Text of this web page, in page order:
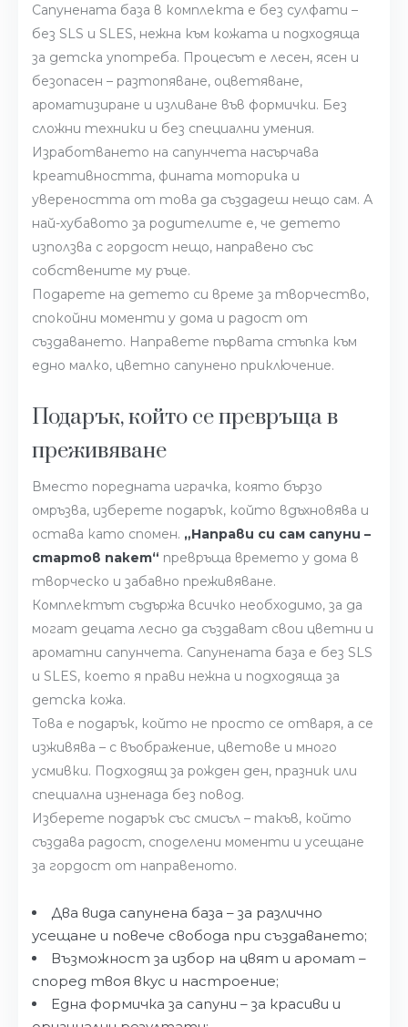
Сапунената база в комплекта е без сулфати –
без SLS и SLES, нежна към кожата и подходяща
за детска употреба. Процесът е лесен, ясен и
безопасен – разтопяване, оцветяване,
ароматизиране и изливане във формички. Без
сложни техники и без специални умения.
Изработването на сапунчета насърчава
креативността, фината моторика и
увереността от това да създадеш нещо сам. А
най-хубавото за родителите е, че детето
използва с гордост нещо, направено със
собствените му ръце.
Подарете на детето си време за творчество,
спокойни моменти у дома и радост от
създаването. Направете първата стъпка към
едно малко, цветно сапунено приключение.
Подарък, който се превръща в
преживяване
Вместо поредната играчка, която бързо
омръзва, изберете подарък, който вдъхновява и
остава като спомен. „Направи си сам сапуни –
стартов пакет“ превръща времето у дома в
творческо и забавно преживяване.
Комплектът съдържа всичко необходимо, за да
могат децата лесно да създават свои цветни и
ароматни сапунчета. Сапунената база е без SLS
и SLES, което я прави нежна и подходяща за
детска кожа.
Това е подарък, който не просто се отваря, а се
изживява – с въображение, цветове и много
усмивки. Подходящ за рожден ден, празник или
специална изненада без повод.
Изберете подарък със смисъл – такъв, който
създава радост, споделени моменти и усещане
за гордост от направеното.
Два вида сапунена база – за различно
усещане и повече свобода при създаването;
Възможност за избор на цвят и аромат –
според твоя вкус и настроение;
Една формичка за сапуни – за красиви и